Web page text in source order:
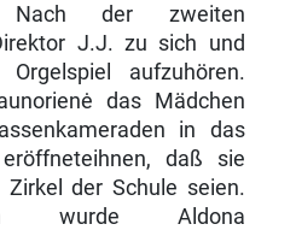
der zweiten
J.J. zu sich und
aufzuhören.
das Mädchen
in das
daß sie
der Schule seien.
wurde Aldona